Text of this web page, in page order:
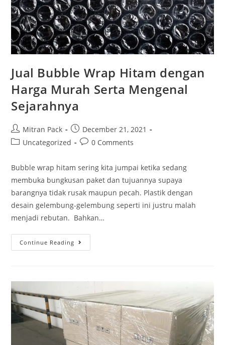
Jual Bubble Wrap Hitam dengan
Harga Murah Serta Mengenal
Sejarahnya
Mitran Pack
December 21, 2021
Uncategorized
0 Comments
Bubble wrap hitam sering kita jumpai ketika sedang
membuka bungkusan paket dan tujuannya supaya
barangnya tidak rusak maupun pecah. Plastik dengan
desain gelembung-gelembung seperti ini justru malah
menjadi rebutan. Bahkan…
Continue Reading